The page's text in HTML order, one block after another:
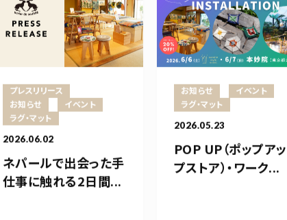
プレスリリース
お知らせ
イベント
ラグ・マット
2026.06.02
ネパールで出会った手
仕事に触れる2日間...
お知らせ
イベント
ラグ・マット
2026.05.23
POP UP（ポップアッ
プストア）・ワーク...